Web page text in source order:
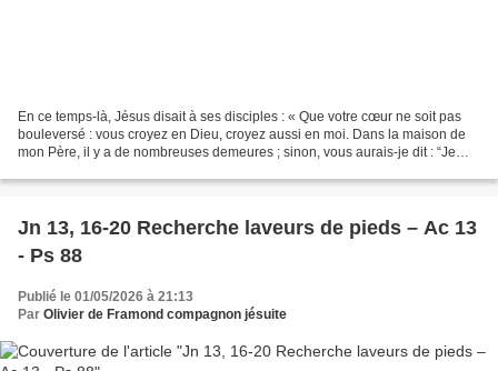
En ce temps-là, Jésus disait à ses disciples : « Que votre cœur ne soit pas
bouleversé : vous croyez en Dieu, croyez aussi en moi. Dans la maison de
mon Père, il y a de nombreuses demeures ; sinon, vous aurais-je dit : “Je
Jn 13, 16-20 Recherche laveurs de pieds – Ac 13
- Ps 88
Publié le 01/05/2026 à 21:13
Par Olivier de Framond compagnon jésuite